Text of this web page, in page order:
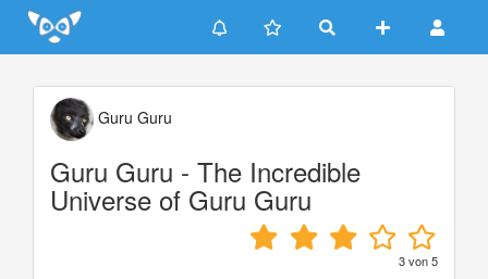
Update cookies preferences
Guru Guru
Guru Guru - The Incredible
Universe of Guru Guru
3von5